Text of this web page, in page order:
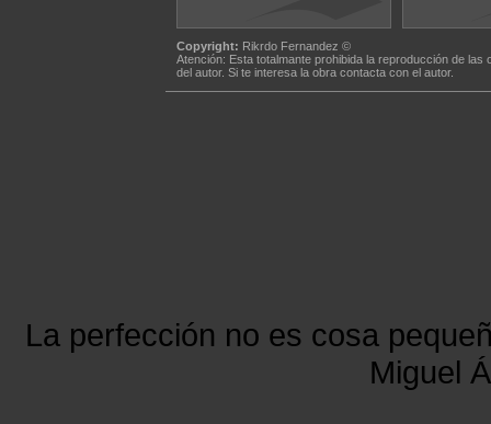
Copyright: Rikrdo Fernandez ©
Atención: Esta totalmante prohibida la reproducción de
del autor. Si te interesa la obra contacta con el autor.
La perfección no es cosa
Miguel